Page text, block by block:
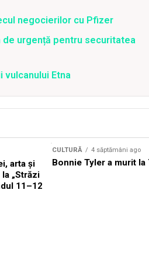
negocierilor cu Pfizer
de urgență pentru securitatea
vulcanului Etna
arta și
„Străzi
11–12
CULTURĂ 4 săptămâni ago
Bonnie Tyler a murit la